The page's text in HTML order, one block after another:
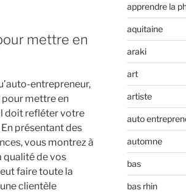
mettre en
entrepreneur,
mettre en
doit refléter votre
présentant des
vous montrez à
qualité de vos
faire toute la
clientèle
apprendre la
aquitaine
araki
art
artiste
auto
automne
bas
bas rhin